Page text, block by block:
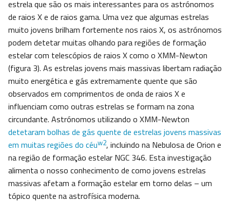
estrela que são os mais interessantes para os astrónomos
de raios X e de raios gama. Uma vez que algumas estrelas
muito jovens brilham fortemente nos raios X, os astrónomos
podem detetar muitas olhando para regiões de formação
estelar com telescópios de raios X como o XMM-Newton
(figura 3). As estrelas jovens mais massivas libertam radiação
muito energética e gás extremamente quente que são
observados em comprimentos de onda de raios X e
influenciam como outras estrelas se formam na zona
circundante. Astrónomos utilizando o XMM-Newton
detetaram bolhas de gás quente de estrelas jovens massivas
em muitas regiões do céuw2, incluindo na Nebulosa de Orion e
na região de formação estelar NGC 346. Esta investigação
alimenta o nosso conhecimento de como jovens estrelas
massivas afetam a formação estelar em torno delas – um
tópico quente na astrofísica moderna.